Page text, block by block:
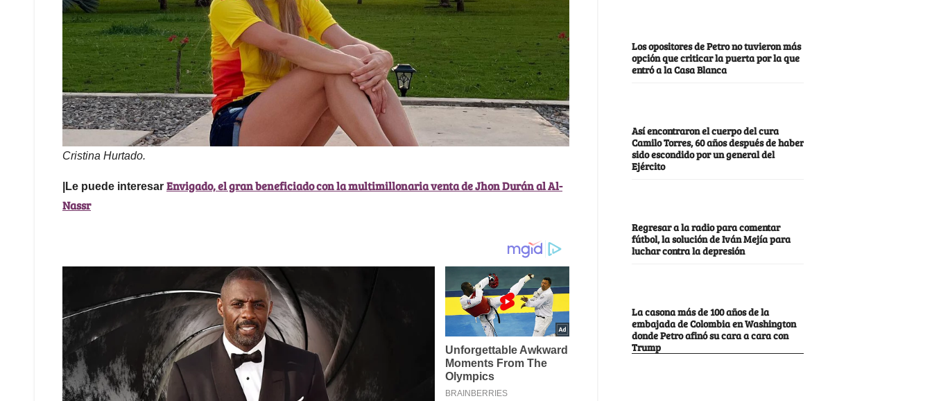
Cristina Hurtado.
|Le puede interesar Envigado, el gran beneficiado con la multimillonaria venta de Jhon Durán al Al-
Nassr
Los opositores de Petro no tuvieron más
opción que criticar la puerta por la que
entró a la Casa Blanca
Así encontraron el cuerpo del cura
Camilo Torres, 60 años después de haber
sido escondido por un general del
Ejército
Regresar a la radio para comentar
fútbol, la solución de Iván Mejía para
luchar contra la depresión
La casona más de 100 años de la
embajada de Colombia en Washington
donde Petro afinó su cara a cara con
Trump